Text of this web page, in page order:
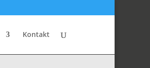
Kontakt